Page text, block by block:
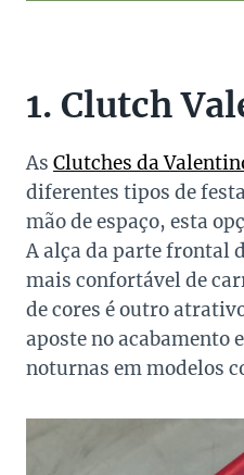
1. Clutch
As Clutches da
diferentes tipos de
mão de espaço, esta
A alça da parte frontal
mais confortável de
de cores é outro
aposte no acabamento
noturnas em modelos